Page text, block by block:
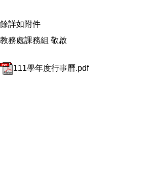
餘詳如附件
教務處課務組 敬啟
111學年度行事曆.pdf